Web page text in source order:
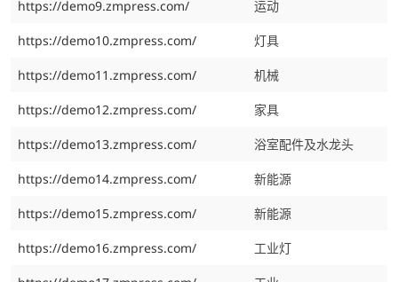
https://demo9.zmpress.com/ 运动
https://demo10.zmpress.com/ 灯具
https://demo11.zmpress.com/ 机械
https://demo12.zmpress.com/ 家具
https://demo13.zmpress.com/ 浴室配件及水龙头
https://demo14.zmpress.com/ 新能源
https://demo15.zmpress.com/ 新能源
https://demo16.zmpress.com/ 工业灯